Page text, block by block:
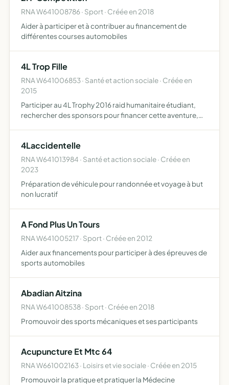
RNA W641008786 · Sport · Créée en 2018
Aider à participer et à contribuer au financement de
différentes courses automobiles
4L Trop Fille
RNA W641006853 · Santé et action sociale · Créée en
2015
Participer au 4L Trophy 2016 raid humanitaire étudiant,
rechercher des sponsors pour financer cette aventure,
4Laccidentelle
RNA W641013984 · Santé et action sociale · Créée en
2023
Préparation de véhicule pour randonnée et voyage à but
non lucratif
A Fond Plus Un Tours
RNA W641005217 · Sport · Créée en 2012
Aider aux financements pour participer à des épreuves de
sports automobiles
Abadian Aitzina
RNA W641008538 · Sport · Créée en 2018
Promouvoir des sports mécaniques et ses participants
Acupuncture Et Mtc 64
RNA W661002163 · Loisirs et vie sociale · Créée en 2015
Promouvoir la pratique et pratiquer la Médecine